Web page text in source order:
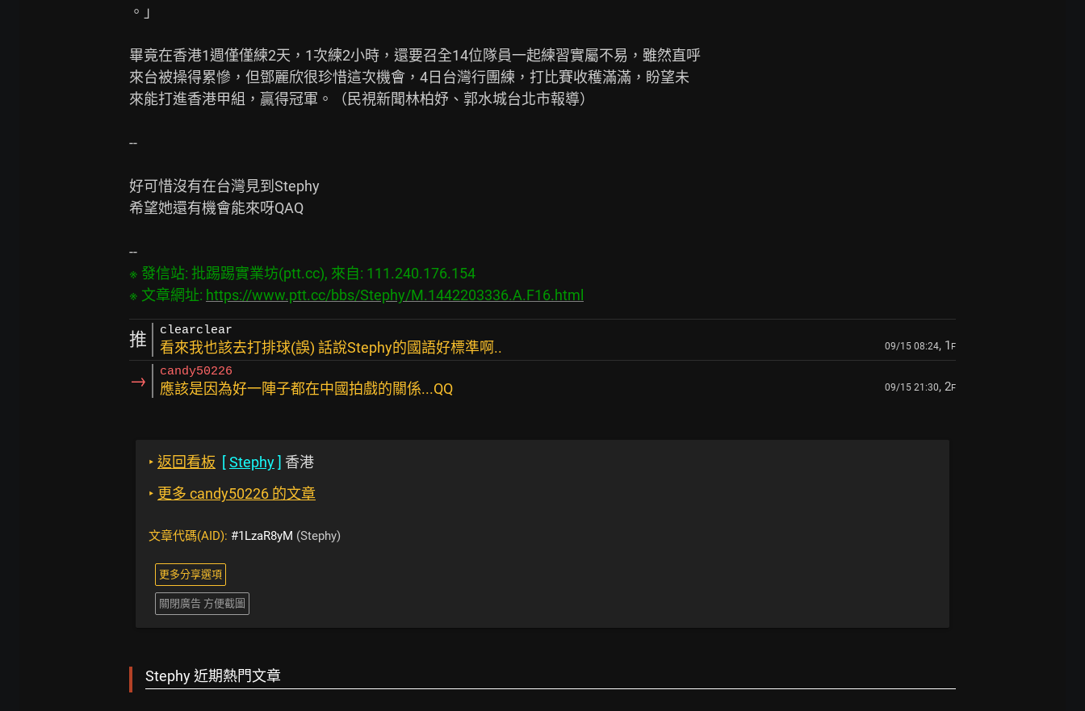
。」
畢竟在香港1週僅僅練2天，1次練2小時，還要召全14位隊員一起練習實屬不易，雖然直呼
來台被操得累慘，但鄧麗欣很珍惜這次機會，4日台灣行團練，打比賽收穫滿滿，盼望未
來能打進香港甲組，贏得冠軍。（民視新聞林柏妤、郭水城台北市報導）
--
好可惜沒有在台灣見到Stephy
希望她還有機會能來呀QAQ
※ 發信站: 批踢踢實業坊(ptt.cc), 來自: 111.240.176.154
※ 文章網址: https://www.ptt.cc/bbs/Stephy/M.1442203336.A.F16.html
推 clearclear
看來我也該去打排球(誤) 話說Stephy的國語好標準啊.. 09/15 08:24, 1 F
→ candy50226
應該是因為好一陣子都在中國拍戲的關係...QQ 09/15 21:30, 2F
‣ 返回看板 [Stephy] 香港
‣ 更多 candy50226 的文章
文章代碼(AID): #1LzaR8yM (Stephy)
更多分享選項
關閉廣告 方便截圖
Stephy 近期熱門文章